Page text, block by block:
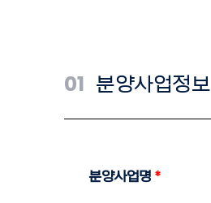
01 분양사업정보
분양사업명 *